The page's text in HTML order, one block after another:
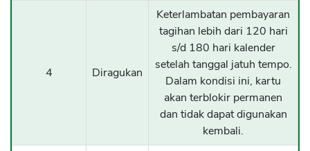
4 Diragukan
Keterlambatan pembayaran
tagihan lebih dari 120 hari
s/d 180 hari kalender
setelah tanggal jatuh tempo.
Dalam kondisi ini, kartu
akan terblokir permanen
dan tidak dapat digunakan
kembali.